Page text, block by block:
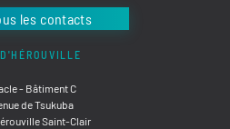
les contacts
- Bâtiment C
de Tsukuba
Saint-Clair